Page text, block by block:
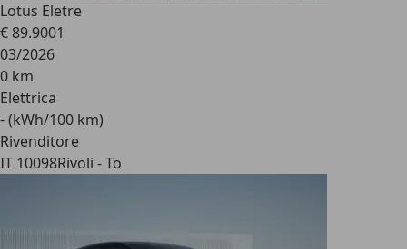
Lotus Eletre
€ 89.9001
03/2026
0 km
Elettrica
- (kWh/100 km)
Rivenditore
IT 10098Rivoli - To